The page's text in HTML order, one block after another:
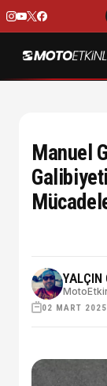
Manuel
YALÇIN
02 MART 2025